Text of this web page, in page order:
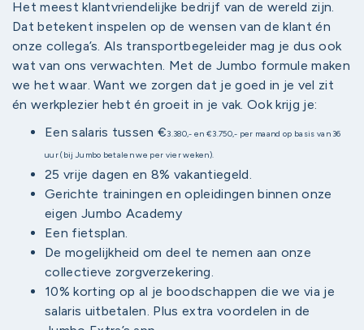
Het meest klantvriendelijke bedrijf van de wereld zijn.
Dat betekent inspelen op de wensen van de klant én
onze collega’s. Als transportbegeleider mag je dus ook
wat van ons verwachten. Met de Jumbo formule maken
we het waar. Want we zorgen dat je goed in je vel zit
én werkplezier hebt én groeit in je vak. Ook krijg je:
Een salaris tussen €3.380,- en €3.750,- per maand op basis van 36
uur (bij Jumbo betalen we per vier weken).
25 vrije dagen en 8% vakantiegeld.
Gerichte trainingen en opleidingen binnen onze
eigen Jumbo Academy
Een fietsplan.
De mogelijkheid om deel te nemen aan onze
collectieve zorgverzekering.
10% korting op al je boodschappen die we via je
salaris uitbetalen. Plus extra voordelen in de